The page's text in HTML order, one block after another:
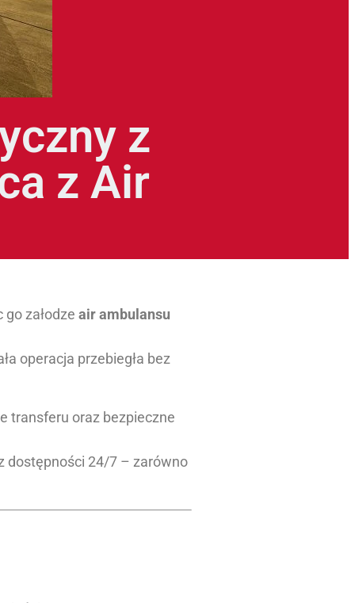
z
z Air
go załodze air ambulansu
operacja przebiegła bez
transferu oraz bezpieczne
dostępności 24/7 – zarówno